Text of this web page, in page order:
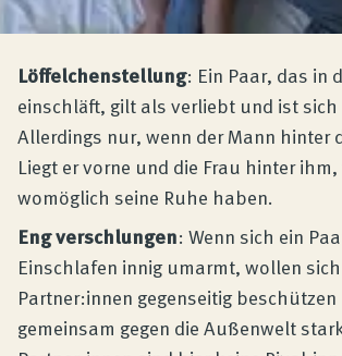
Löffelchenstellung: Ein Paar, das in
einschläft, gilt als verliebt und ist
Allerdings nur, wenn der Mann hinter
Liegt er vorne und die Frau hinter
womöglich seine Ruhe haben.
Eng verschlungen: Wenn sich ein
Einschlafen innig umarmt, wollen
Partner:innen gegenseitig
gemeinsam gegen die Außenwelt